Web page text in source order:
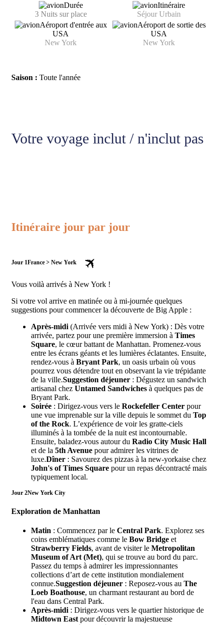
Durée
3 Nuits sur place
Itinéraire
Séjour Urbain
Aéroport d'entrée aux
USA
New York
Aéroport de sortie des
USA
New York
Saison : Toute l'année
Votre voyage inclut / n'inclut pas
Itinéraire jour par jour
Jour 1France > New York
Vous voilà arrivés à New York !
Si votre vol arrive en matinée ou à mi-journée quelques
suggestions pour commencer la découverte de Big Apple :
Après-midi (Arrivée vers midi à New York) : Dès votre
arrivée, partez pour une première immersion à Times
Square, le cœur battant de Manhattan. Promenez-vous
entre les écrans géants et les lumières éclatantes. Ensuite,
rendez-vous à Bryant Park, un oasis urbain où vous
pourrez vous détendre tout en observant la vie trépidante
de la ville.Suggestion déjeuner : Dégustez un sandwich
artisanal chez Untamed Sandwiches à quelques pas de
Bryant Park.
Soirée : Dirigez-vous vers le Rockefeller Center pour
une vue imprenable sur la ville depuis le sommet du Top
of the Rock. L’expérience de voir les gratte-ciels
illuminés à la tombée de la nuit est incontournable.
Ensuite, baladez-vous autour du Radio City Music Hall
et de la 5th Avenue pour admirer les vitrines de
luxe.Dîner : Savourez des pizzas à la new-yorkaise chez
John's of Times Square pour un repas décontracté mais
typiquement local.
Jour 2New York City
Exploration de Manhattan
Matin : Commencez par le Central Park. Explorez ses
coins emblématiques comme le Bow Bridge et
Strawberry Fields, avant de visiter le Metropolitan
Museum of Art (Met), qui se trouve au bord du parc.
Passez du temps à admirer les impressionnantes
collections d’art de cette institution mondialement
connue.Suggestion déjeuner : Reposez-vous au The
Loeb Boathouse, un charmant restaurant au bord de
l'eau dans Central Park.
Après-midi : Dirigez-vous vers le quartier historique de
Midtown East pour découvrir la majestueuse